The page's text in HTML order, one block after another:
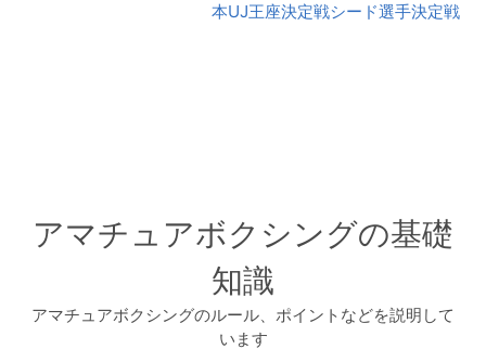
本UJ王座決定戦シード選手決定戦
アマチュアボクシングの基礎
知識
アマチュアボクシングのルール、ポイントなどを説明して
います